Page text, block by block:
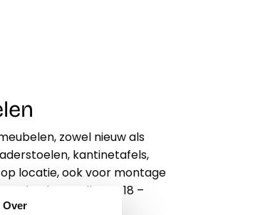
Over
zowel nieuw als
kantinetafels,
locatie, ook voor montage
adres; Tolleane 18 –